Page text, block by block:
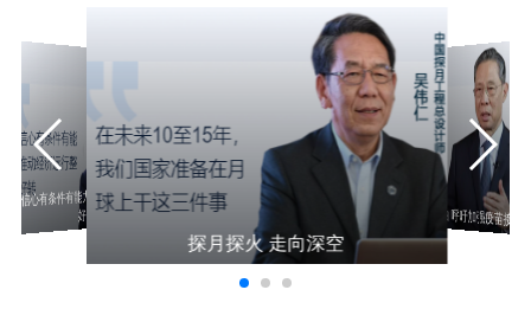
有信心有条件有能力推动经济运行整体
好转
探月探火 走向深空
奥密克戎感染不可怕 呼吁加强疫苗接种